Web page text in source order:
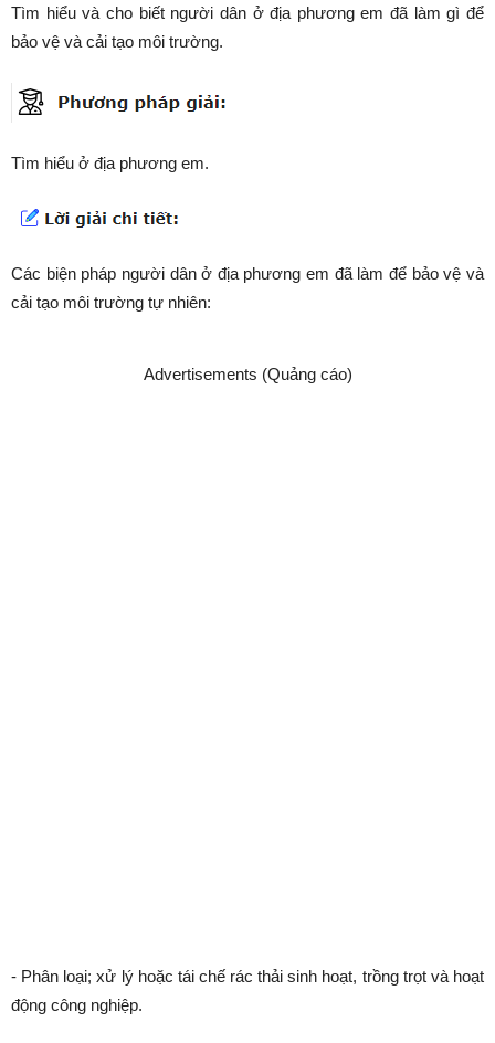
Tìm hiểu và cho biết người dân ở địa phương em đã làm gì để
bảo vệ và cải tạo môi trường.
Tìm hiểu ở địa phương em.
Các biện pháp người dân ở địa phương em đã làm để bảo vệ và
cải tạo môi trường tự nhiên:
Advertisements (Quảng cáo)
- Phân loại; xử lý hoặc tái chế rác thải sinh hoạt, trồng trọt và hoạt
động công nghiệp.